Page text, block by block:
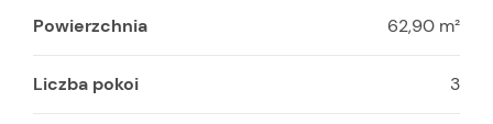
Powierzchnia 62,90 m²
Liczba pokoi 3